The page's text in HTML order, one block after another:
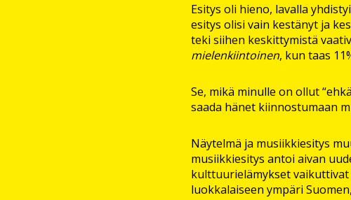
Esitys oli hieno, lavalla
esitys olisi vain kestänyt ja
teki siihen keskittymistä
mielenkiintoinen, kun taas
Se, mikä minulle on ollut
saada hänet kiinnostumaan
Näytelmä ja musiikkiesitys
musiikkiesitys antoi aivan
kulttuurielämykset vaikuttivat
luokkalaiseen ympäri